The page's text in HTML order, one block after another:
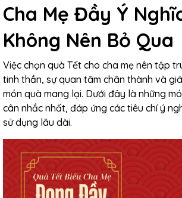
Cha Mẹ Đầy Ý
Không Nên Bỏ Qua
Việc chọn quà Tết cho cha mẹ nên tập
tinh thần, sự quan tâm chân thành và
món quà mang lại. Dưới đây là những
cân nhắc nhất, đáp ứng các tiêu chí ý
sử dụng lâu dài.